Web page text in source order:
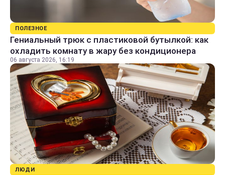
ПОЛЕЗНОЕ
Гениальный трюк с пластиковой бутылкой: как
охладить комнату в жару без кондиционера
06 августа 2026, 16:19
ЛЮДИ